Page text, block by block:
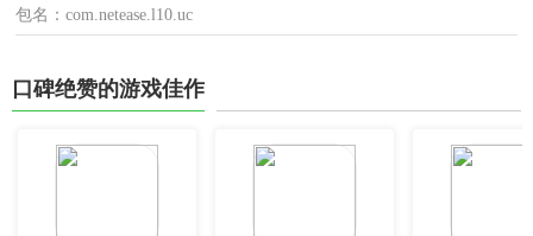
包名：com.netease.l10.uc
口碑绝赞的游戏佳作